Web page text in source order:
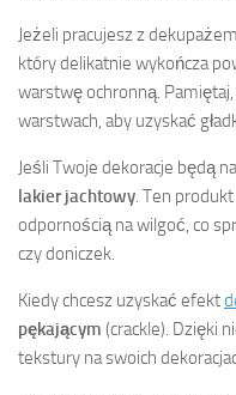
Jeżeli pracujesz z
który delikatnie wykończa
warstwę ochronną.
warstwach, aby uzyskać
Jeśli Twoje dekoracje będą
lakier jachtowy . Ten
odpornością na wilgoć, co
czy doniczek.
Kiedy chcesz uzyskać efekt
pękającym (crackle). Dzięki
tekstury na swoich